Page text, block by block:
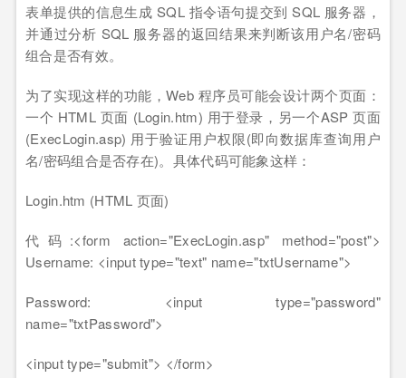
表单提供的信息生成 SQL 指令语句提交到 SQL 服务器，
并通过分析 SQL 服务器的返回结果来判断该用户名/密码
组合是否有效。
为了实现这样的功能，Web 程序员可能会设计两个页面：
一个 HTML 页面 (Login.htm) 用于登录，另一个ASP 页面
(ExecLogin.asp) 用于验证用户权限(即向数据库查询用户
名/密码组合是否存在)。具体代码可能象这样：
Login.htm (HTML 页面)
代码:<form action="ExecLogin.asp" method="post">
Username: <input type="text" name="txtUsername">
Password: <input type="password"
name="txtPassword">
<input type="submit"> </form>